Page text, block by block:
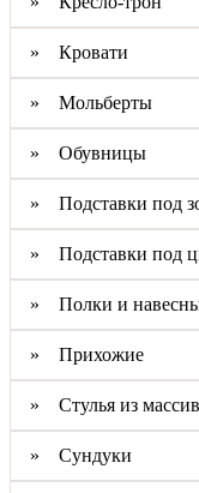
» Кровати
» Мольберты
» Обувницы
» Подставки под
» Подставки под
» Полки и
» Прихожие
» Стулья из
» Сундуки